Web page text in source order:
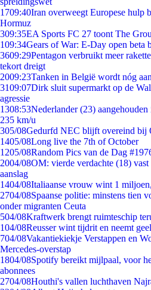
1709:40Iran overweegt Europese hulp
Hormuz
309:35EA Sports FC 27 toont The
109:34Gears of War: E-Day open beta
3609:29Pentagon verbruikt meer
tekort dreigt
2009:23Tanken in België wordt nóg
3109:07Dirk sluit supermarkt op de
agressie
1308:53Nederlander (23)
235 km/u
305/08Gedurfd NEC blijft overeind bij
1405/08Long live the 7th of October
1205/08Random Pics van de Dag
2004/08OM: vierde verdachte (18)
aanslag
1404/08Italiaanse vrouw wint 1
2704/08Spaanse politie: minstens tien
onder migranten Ceuta
504/08Kraftwerk brengt ruimteschip
104/08Reusser wint tijdrit en neemt
704/08Vakantiekiekje Verstappen en
Mercedes-overstap
1804/08Spotify bereikt mijlpaal, voor
abonnees
2704/08Houthi's vallen luchthaven